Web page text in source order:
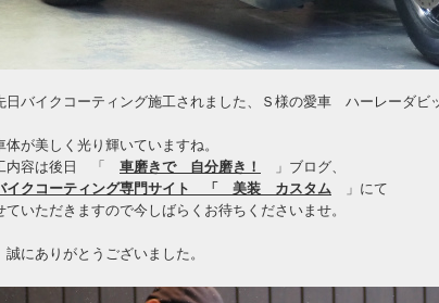
日バイクコーティング施工されました、Ｓ様の愛車 ハーレーダ
体が美しく光り輝いていますね。
内容は後日 「 車磨きで 自分磨き！
」ブログ、
イクコーティング専門サイト 「 美装 カスタム 」にて
ていただきますので今しばらくお待ちくださいませ。
にありがとうございました。